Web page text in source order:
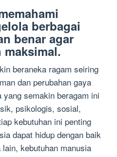
berbagai
benar agar
maksimal.
beraneka ragam seiring
dan perubahan gaya
yang semakin beragam ini
psikologis, sosial,
kebutuhan ini penting
dapat hidup dengan baik
kebutuhan manusia